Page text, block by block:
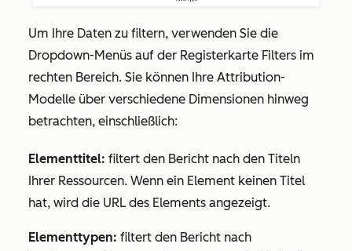
Um Ihre Daten zu filtern, verwenden Sie die
Dropdown-Menüs auf der Registerkarte Filters im
rechten Bereich. Sie können Ihre Attribution-
Modelle über verschiedene Dimensionen hinweg
betrachten, einschließlich:
Elementtitel: filtert den Bericht nach den Titeln
Ihrer Ressourcen. Wenn ein Element keinen Titel
hat, wird die URL des Elements angezeigt.
Elementtypen: filtert den Bericht nach